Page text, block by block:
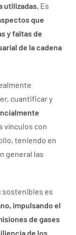
utilizadas. Es
que
y faltas de
de la cadena
cuantificar y
vínculos con
teniendo en
general las
sostenibles es
impulsando el
de gases
de los